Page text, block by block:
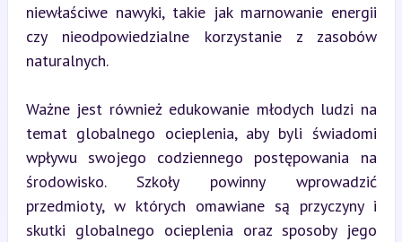
niewłaściwe nawyki, takie jak marnowanie energii
czy nieodpowiedzialne korzystanie z zasobów
naturalnych.
Ważne jest również edukowanie młodych ludzi na
temat globalnego ocieplenia, aby byli świadomi
wpływu swojego codziennego postępowania na
środowisko. Szkoły powinny wprowadzić
przedmioty, w których omawiane są przyczyny i
skutki globalnego ocieplenia oraz sposoby jego